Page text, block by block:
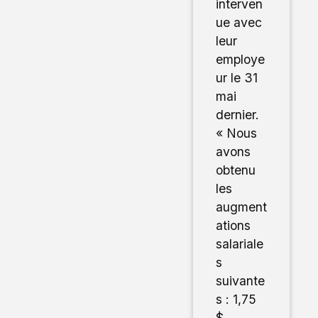
interven
ue avec
leur
employe
ur le 31
mai
dernier.
« Nous
avons
obtenu
les
augment
ations
salariale
s
suivante
s : 1,75